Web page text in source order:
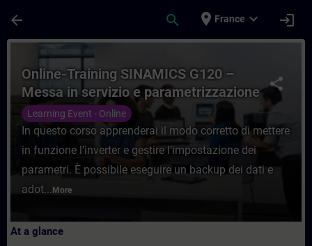
arrow_back search place France expand_more login
Course - Online-Training SINAMICS
share
Online-Training SINAMICS G120 –
Messa in servizio e parametrizzazione
Learning Event - Online
In questo corso apprenderai il modo corretto di mettere
in funzione l’inverter e gestire l’impostazione dei
parametri. È possibile eseguire un backup dei dati e
adot... More
At a glance